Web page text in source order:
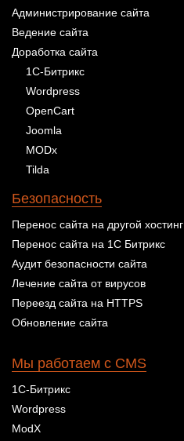
Администрирование сайта
Ведение сайта
Доработка сайта
1С-Битрикс
Wordpress
OpenCart
Joomla
MODx
Tilda
Безопасность
Перенос сайта на другой хостинг
Перенос сайта на 1С Битрикс
Аудит безопасности сайта
Лечение сайта от вирусов
Переезд сайта на HTTPS
Обновление сайта
Мы работаем с CMS
1С-Битрикс
Wordpress
ModX